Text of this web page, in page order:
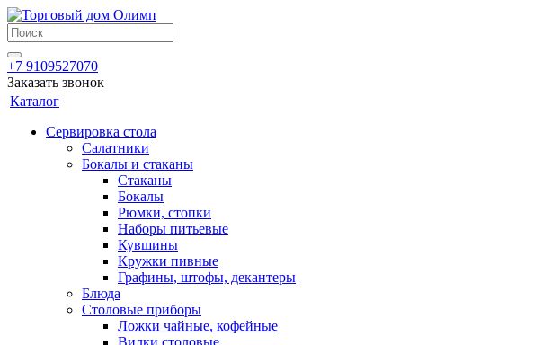
+7 9109527070
Заказать звонок
Каталог
Сервировка стола
Салатники
Бокалы и стаканы
Стаканы
Бокалы
Рюмки, стопки
Наборы питьевые
Кувшины
Кружки пивные
Графины, штофы, декантеры
Блюда
Столовые приборы
Ложки чайные, кофейные
Вилки столовые